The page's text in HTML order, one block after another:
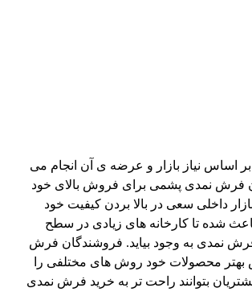
اساس نیاز بازار و عرضه ی آن انجام می
فرش نمدی پشمی برای فروش بالای خود
داخلی سعی در بالا بردن کیفیت خود
شده تا کارخانه های زیادی در سطح
فرش نمدی به وجود بیاید. فروشندگان فرش
محصولات خود روش های مختلفی را
مشتریان بتوانند راحت تر به خرید فرش نمدی